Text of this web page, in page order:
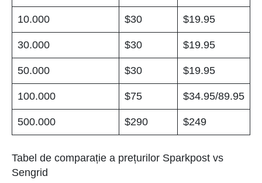
10.000 $30 $19.95
30.000 $30 $19.95
50.000 $30 $19.95
100.000 $75 $34.95/89.95
500.000 $290 $249
Tabel de comparație a prețurilor Sparkpost vs
Sengrid